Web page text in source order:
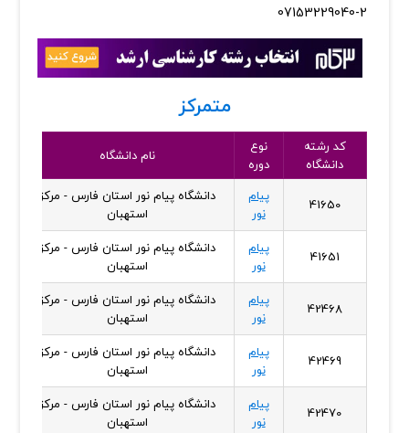
2-07153229040
متمرکز
کد رشته
دانشگاه
نوع
دوره
نام دانشگاه
41650
پیام
نور
دانشگاه پیام نور استان فارس - مرکز
استهبان
41651
پیام
نور
دانشگاه پیام نور استان فارس - مرکز
استهبان
42468
پیام
نور
دانشگاه پیام نور استان فارس - مرکز
استهبان
42469
پیام
نور
دانشگاه پیام نور استان فارس - مرکز
استهبان
42470
پیام
نور
دانشگاه پیام نور استان فارس - مرکز
استهبان